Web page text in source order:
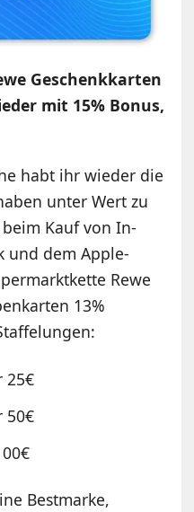
Geschenkkarten
mit 15% Bonus,
habt ihr wieder die
unter Wert zu
Kauf von In-
und dem Apple-
Rewe
13%
25€
50€
Bestmarke,